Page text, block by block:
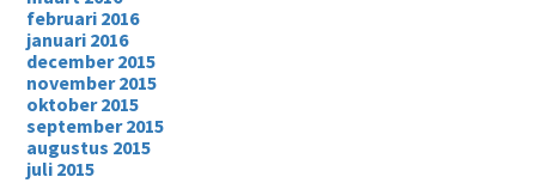
februari 2016
januari 2016
december 2015
november 2015
oktober 2015
september 2015
augustus 2015
juli 2015